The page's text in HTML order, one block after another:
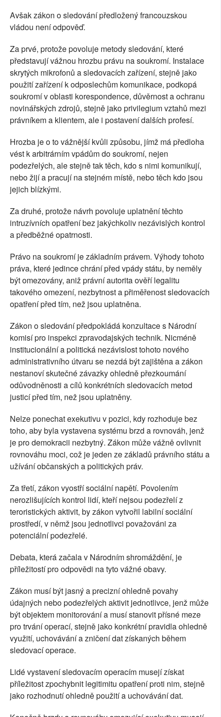
Avšak zákon o sledování předložený francouzskou
vládou není odpověď.
Za prvé, protože povoluje metody sledování, které
představují vážnou hrozbu právu na soukromí. Instalace
skrytých mikrofonů a sledovacích zařízení, stejně jako
použití zařízení k odposlechům komunikace, podkopá
soukromí v oblasti korespondence, důvěrnost a ochranu
novinářských zdrojů, stejně jako privilegium vztahů mezi
právníkem a klientem, ale i postavení dalších profesí.
Hrozba je o to vážnější kvůli způsobu, jímž má předloha
vést k arbitrárním vpádům do soukromí, nejen
podezřelých, ale stejně tak těch, kdo s nimi komunikují,
nebo žijí a pracují na stejném místě, nebo těch kdo jsou
jejich blízkými.
Za druhé, protože návrh povoluje uplatnění těchto
intruzívních opatření bez jakýchkoliv nezávislých kontrol
a předběžné opatrnosti.
Právo na soukromí je základním právem. Výhody tohoto
práva, které jedince chrání před vpády státu, by neměly
být omezovány, aniž právní autorita ověří legalitu
takového omezení, nezbytnost a přiměřenost sledovacích
opatření před tím, než jsou uplatněna.
Zákon o sledování předpokládá konzultace s Národní
komisí pro inspekci zpravodajských technik. Nicméně
institucionální a politická nezávislost tohoto nového
administrativního útvaru se nezdá být zajištěna a zákon
nestanoví skutečné závazky ohledně přezkoumání
odůvodněnosti a cílů konkrétních sledovacích metod
justicí před tím, než jsou uplatněny.
Nelze ponechat exekutivu v pozici, kdy rozhoduje bez
toho, aby byla vystavena systému brzd a rovnováh, jenž
je pro demokracii nezbytný. Zákon může vážně ovlivnit
rovnováhu moci, což je jeden ze základů právního státu a
užívání občanských a politických práv.
Za třetí, zákon vyostří sociální napětí. Povolením
nerozlišujících kontrol lidí, kteří nejsou podezřelí z
teroristických aktivit, by zákon vytvořil labilní sociální
prostředí, v němž jsou jednotlivci považováni za
potenciální podezřelé.
Debata, která začala v Národním shromáždění, je
příležitostí pro odpovědi na tyto vážné obavy.
Zákon musí být jasný a precizní ohledně povahy
údajných nebo podezřelých aktivit jednotlivce, jenž může
být objektem monitorování a musí stanovit přísné meze
pro trvání operací, stejně jako konkrétní pravidla ohledně
využití, uchovávání a zničení dat získaných během
sledovací operace.
Lidé vystavení sledovacím operacím musejí získat
příležitost zpochybnit legitimitu opatření proti nim, stejně
jako rozhodnutí ohledně použití a uchovávání dat.